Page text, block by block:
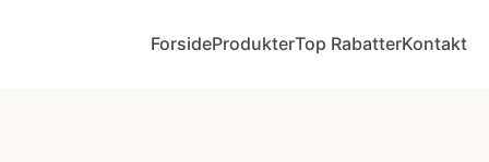
ForsideProdukterTop RabatterKontakt